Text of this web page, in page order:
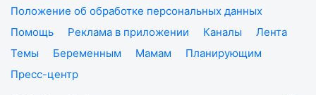
Положение об обработке персональных данных
Помощь
Реклама в приложении Каналы
Лента
Темы
Беременным Мамам
Планирующим
Пресс-центр